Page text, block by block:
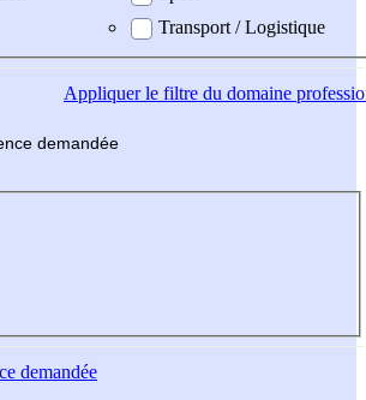
Transport / Logistique
Appliquerle filtre du domaine
demandée
demandée